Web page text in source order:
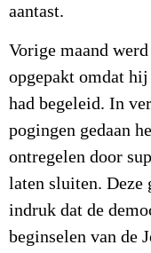
aantast.
Vorige maand werd
opgepakt omdat
had begeleid. In
pogingen gedaan
ontregelen door
laten sluiten. Deze
indruk dat de
beginselen van de